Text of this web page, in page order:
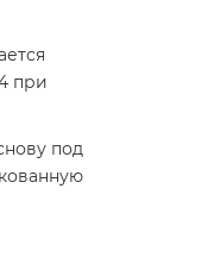
при
под